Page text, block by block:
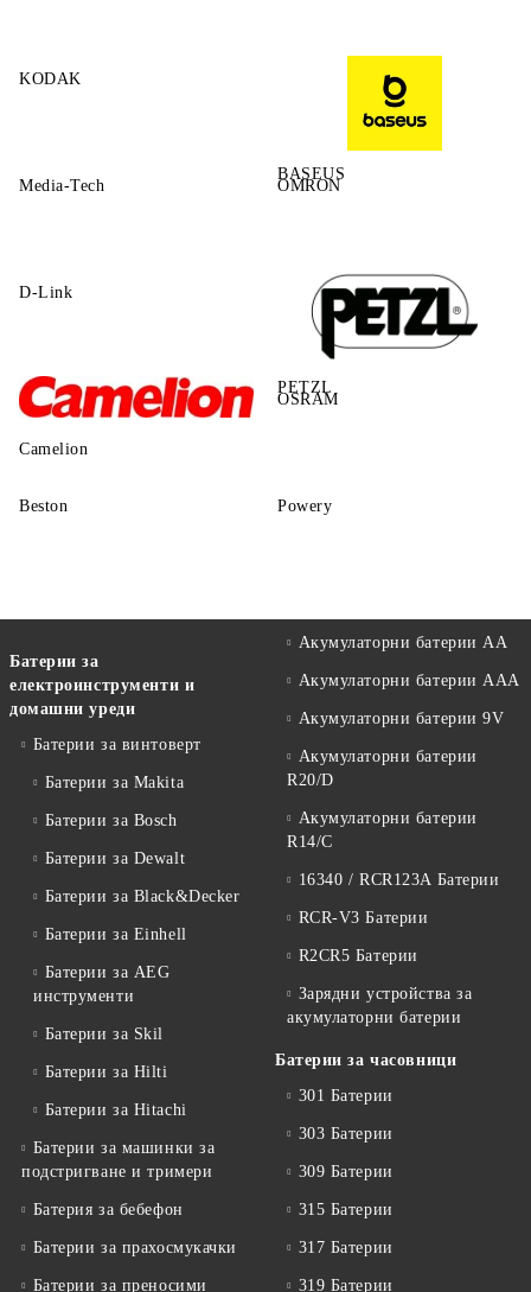
KODAK
BASEUS
Media-Tech OMRON
D-Link
PETZL
Camelion
OSRAM
Beston Powery
Батерии за
електроинструменти и
домашни уреди
Батерии за винтоверт
Батерии за Makita
Батерии за Bosch
Батерии за Dewalt
Батерии за Black&Decker
Батерии за Einhell
Батерии за AEG
инструменти
Батерии за Skil
Батерии за Hilti
Батерии за Hitachi
Батерии за машинки за
подстригване и тримери
Батерия за бебефон
Батерии за прахосмукачки
Батерии за преносими
Акумулаторни батерии АА
Акумулаторни батерии AAA
Акумулаторни батерии 9V
Акумулаторни батерии
R20/D
Акумулаторни батерии
R14/C
16340 / RCR123A Батерии
RCR-V3 Батерии
R2CR5 Батерии
Зарядни устройства за
акумулаторни батерии
Батерии за часовници
301 Батерии
303 Батерии
309 Батерии
315 Батерии
317 Батерии
319 Батерии